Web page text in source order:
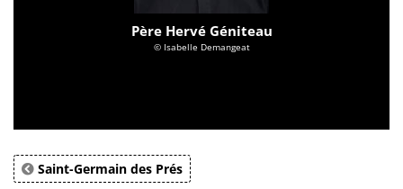
Père Hervé Géniteau
© Isabelle Demangeat
Saint-Germain des Prés